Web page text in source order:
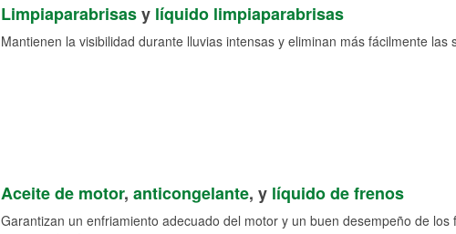
Limpiaparabrisasy líquido limpiaparabrisas
Mantienen la visibilidad durante lluvias intensas y eliminan más fácilmente
Aceite de motor, anticongelante, y líquido de frenos
Garantizan un enfriamiento adecuado del motor y un buen desempeño de